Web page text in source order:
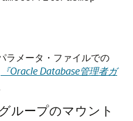
ラメータ・ファイルでの
『Oracle Database管理者ガ
ループのマウント